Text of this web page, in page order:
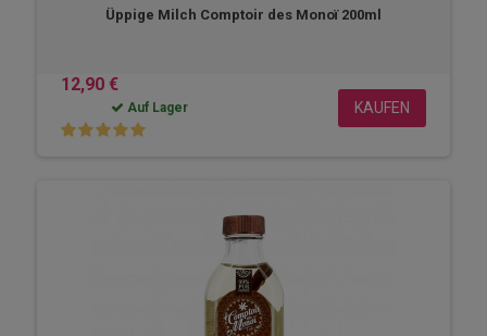
Üppige Milch Comptoir des Monoï 200ml
12,90 €
Auf Lager KAUFEN